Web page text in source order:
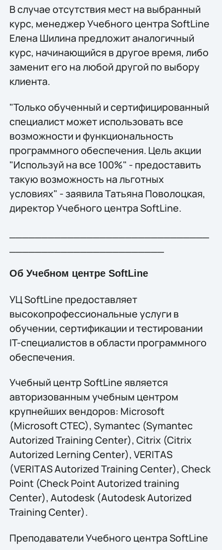
В случае отсутствия мест на выбранный
курс, менеджер Учебного центра SoftLine
Елена Шилина предложит аналогичный
курс, начинающийся в другое время, либо
заменит его на любой другой по выбору
клиента.
"Только обученный и сертифицированный
специалист может использовать все
возможности и функциональность
программного обеспечения. Цель акции
"Используй на все 100%" - предоставить
такую возможность на льготных
условиях" - заявила Татьяна Поволоцкая,
директор Учебного центра SoftLine.
Об Учебном центре SoftLine
УЦ SoftLine предоставляет
высокопрофессиональные услуги в
обучении, сертификации и тестировании
IT-специалистов в области программного
обеспечения.
Учебный центр SoftLine является
авторизованным учебным центром
крупнейших вендоров: Microsoft
(Microsoft CTEC), Symantec (Symantec
Autorized Training Center), Citrix (Citrix
Autorized Lerning Center), VERITAS
(VERITAS Autorized Training Center), Check
Point (Check Point Autorized training
Center), Autodesk (Autodesk Autorized
Training Center).
Преподаватели Учебного центра SoftLine